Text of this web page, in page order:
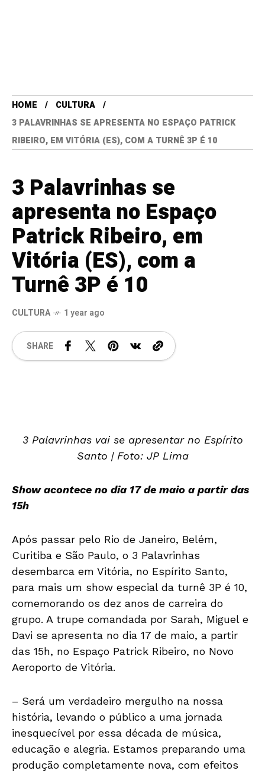
HOME
CULTURA
3 PALAVRINHAS SE APRESENTA NO ESPAÇO PATRICK
RIBEIRO, EM VITÓRIA (ES), COM A TURNÊ 3P É 10
3 Palavrinhas se
apresenta no Espaço
Patrick Ribeiro, em
Vitória (ES), com a
Turnê 3P é 10
CULTURA 1 year ago
SHARE
3 Palavrinhas vai se apresentar no Espírito
Santo | Foto: JP Lima
Show acontece no dia 17 de maio a partir das
15h
Após passar pelo Rio de Janeiro, Belém,
Curitiba e São Paulo, o 3 Palavrinhas
desembarca em Vitória, no Espírito Santo,
para mais um show especial da turnê 3P é 10,
comemorando os dez anos de carreira do
grupo. A trupe comandada por Sarah, Miguel e
Davi se apresenta no dia 17 de maio, a partir
das 15h, no Espaço Patrick Ribeiro, no Novo
Aeroporto de Vitória.
– Será um verdadeiro mergulho na nossa
história, levando o público a uma jornada
inesquecível por essa década de música,
educação e alegria. Estamos preparando uma
produção completamente nova, com efeitos